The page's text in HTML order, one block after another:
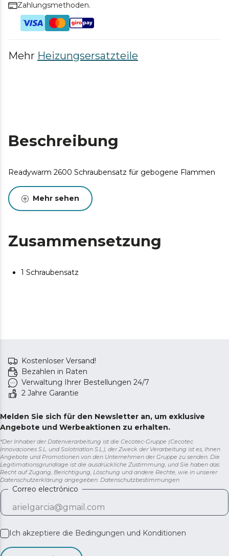
Zahlungsmethoden.
Mehr Heizungsersatzteile
Beschreibung
Readywarm 2600 Schraubensatz für gebogene Flammen
Mehr sehen
Zusammensetzung
1 Schraubensatz
Kostenloser Versand!
Bezahlen in Raten
Verwaltung Ihrer Bestellungen 24/7
2 Jahre Garantie
Melden Sie sich für den Newsletter an, um exklusive
Angebote und Werbeaktionen zu erhalten.
*Der Inhaber der Datenverarbeitung ist die Cecotec-Gruppe (Cecotec
Innovaciones S.L. und Solotriatlon S.L.), der Zweck der Verarbeitung ist es, Ihnen
Angebote und Promotionen von den Unternehmen der Gruppe zu senden. Die
Legitimationsgrundlage ist die ausdrückliche Zustimmung, und Sie haben das
Recht auf Zugang, Berichtigung, Löschung und andere Rechte, wie in unserer
Datenschutzerklärung angegeben. Datenschutzbestimmungen
Correo electrónico
Ich akzeptiere die Bedingungen und Konditionen